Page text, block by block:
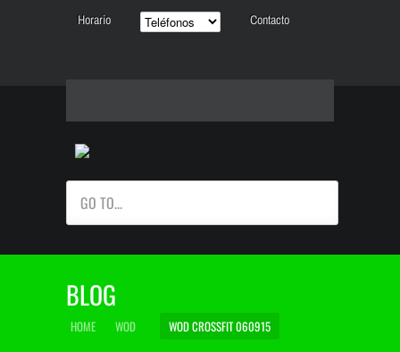
Horario Contacto
GO TO...
BLOG
HOME WOD WOD CROSSFIT 060915